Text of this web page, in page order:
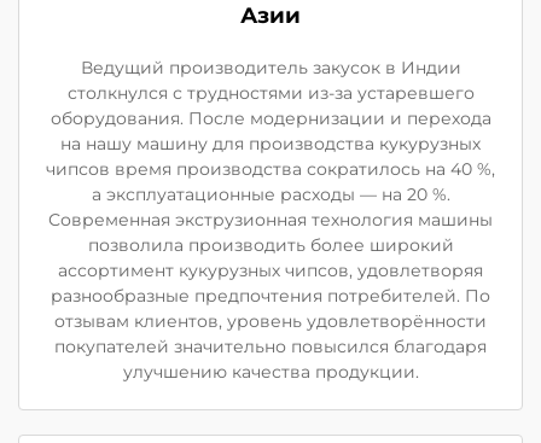
Азии
Ведущий производитель закусок в Индии
столкнулся с трудностями из-за устаревшего
оборудования. После модернизации и перехода
на нашу машину для производства кукурузных
чипсов время производства сократилось на 40 %,
а эксплуатационные расходы — на 20 %.
Современная экструзионная технология машины
позволила производить более широкий
ассортимент кукурузных чипсов, удовлетворяя
разнообразные предпочтения потребителей. По
отзывам клиентов, уровень удовлетворённости
покупателей значительно повысился благодаря
улучшению качества продукции.